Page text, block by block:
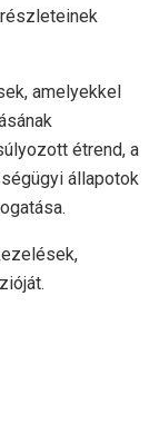
amelyekkel
étrend, a
állapotok